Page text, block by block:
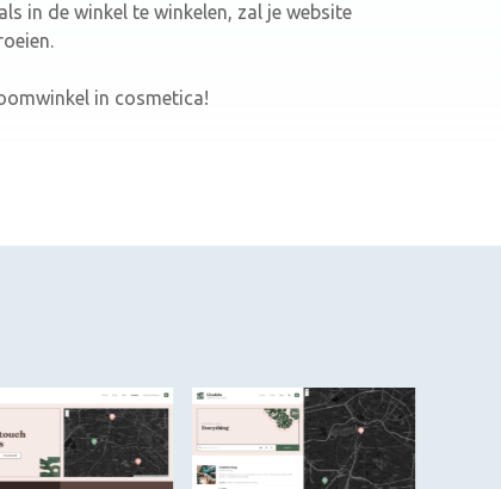
in de winkel te winkelen, zal je website
in cosmetica!